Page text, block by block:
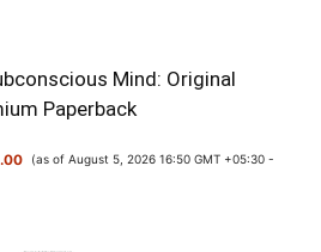
Mind: Original
Paperback
(as of August 5, 2026 16:50 GMT +05:30 -